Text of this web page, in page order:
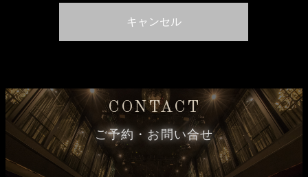
CONTACT
ご予約・お問い合せ